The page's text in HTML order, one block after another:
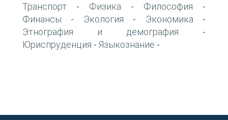
Транспорт - Физика - Философия -
Финансы - Экология - Экономика -
Этнография и демография -
Юриспруденция - Языкознание -